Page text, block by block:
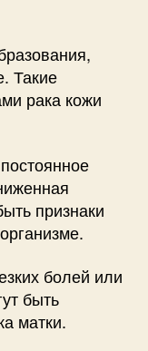
Такие
рака кожи
постоянное
признаки
болей или
быть
матки.